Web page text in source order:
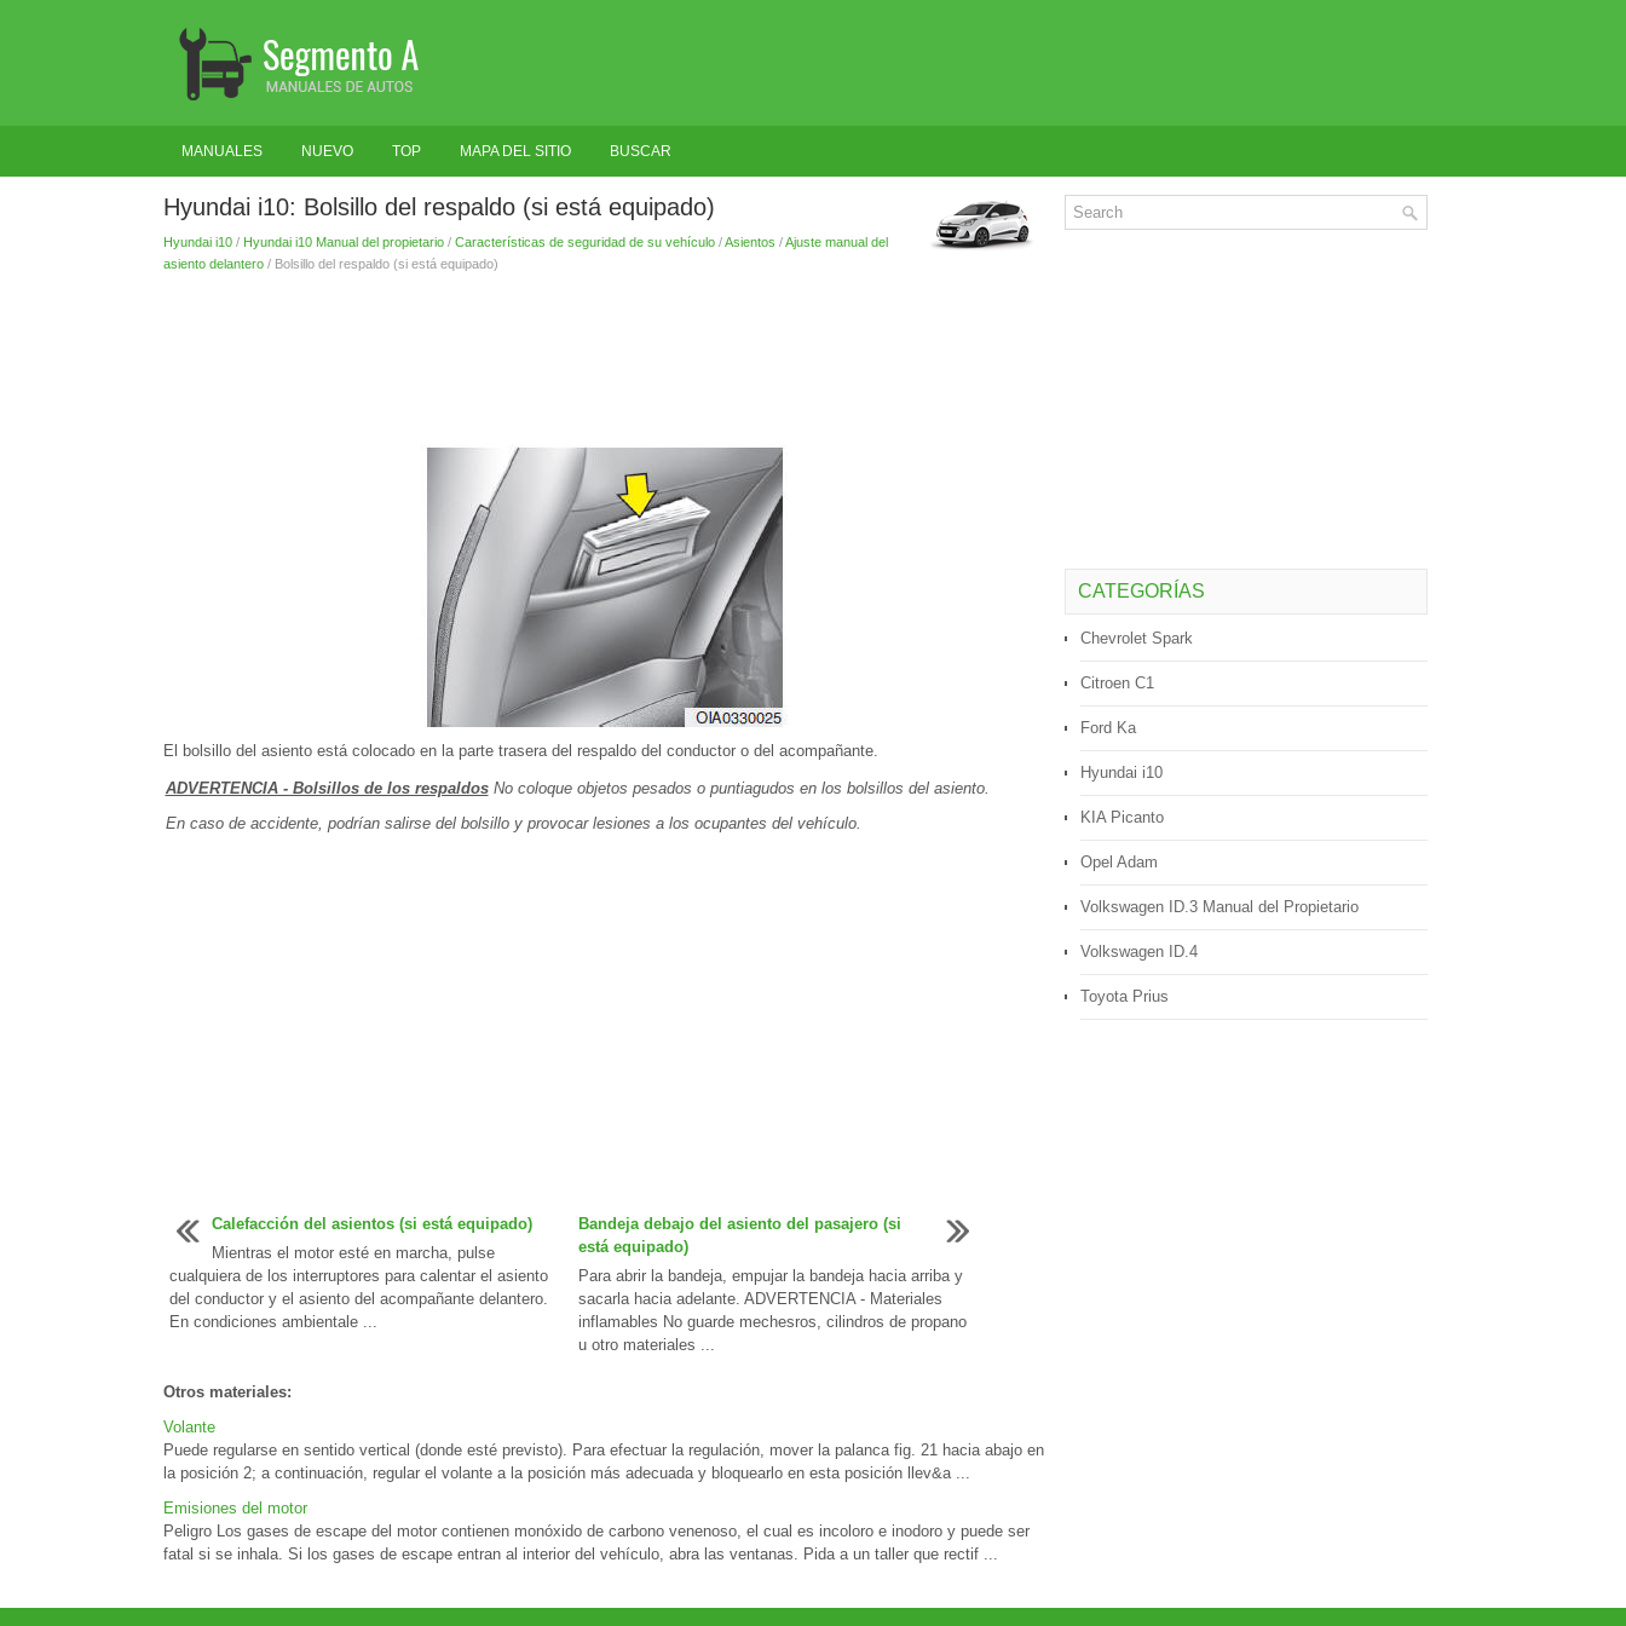
MANUALES NUEVO TOP MAPA DEL SITIO BUSCAR
Hyundai i10: Bolsillo del respaldo (si está equipado)
Hyundai i10/ Hyundai i10 Manual del propietario/ Características de seguridad de su vehículo/Asientos /Ajuste manual del
asiento delantero/ Bolsillo del respaldo (si está equipado)
El bolsillo del asiento está colocado en la parte trasera del respaldo del conductor o del acompañante.
ADVERTENCIA - Bolsillos de los respaldosNo coloque objetos pesados o puntiagudos en los bolsillos del asiento.
En caso de accidente, podrían salirse del bolsillo y provocar lesiones a los ocupantes del vehículo.
Calefacción del asientos (si está equipado)
Mientras el motor esté en marcha, pulse
cualquiera de los interruptores para calentar el asiento
del conductor y el asiento del acompañante delantero.
En condiciones ambientale ...
Bandeja debajo del asiento del pasajero (si
está equipado)
Para abrir la bandeja, empujar la bandeja hacia arriba y
sacarla hacia adelante. ADVERTENCIA - Materiales
inflamables No guarde mechesros, cilindros de propano
u otro materiales ...
Otros materiales:
Volante
Puede regularse en sentido vertical (donde esté previsto). Para efectuar la regulación, mover la palanca fig. 21 hacia abajo en
la posición 2; a continuación, regular el volante a la posición más adecuada y bloquearlo en esta posición llev&a ...
Emisiones del motor
Peligro Los gases de escape del motor contienen monóxido de carbono venenoso, el cual es incoloro e inodoro y puede ser
fatal si se inhala. Si los gases de escape entran al interior del vehículo, abra las ventanas. Pida a un taller que rectif ...
CATEGORÍAS
Chevrolet Spark
Citroen C1
Ford Ka
Hyundai i10
KIA Picanto
Opel Adam
Volkswagen ID.3 Manual del Propietario
Volkswagen ID.4
Toyota Prius